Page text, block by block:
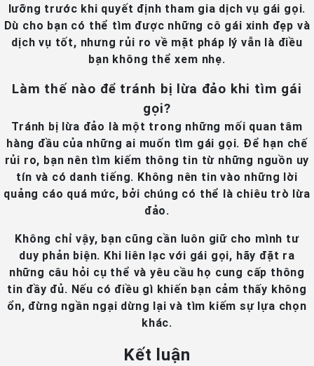
lưỡng trước khi quyết định tham gia dịch vụ gái gọi.
Dù cho bạn có thể tìm được những cô gái xinh đẹp và
dịch vụ tốt, nhưng rủi ro về mặt pháp lý vẫn là điều
bạn không thể xem nhẹ.
Làm thế nào để tránh bị lừa đảo khi tìm gái
gọi?
Tránh bị lừa đảo là một trong những mối quan tâm
hàng đầu của những ai muốn tìm gái gọi. Để hạn chế
rủi ro, bạn nên tìm kiếm thông tin từ những nguồn uy
tín và có danh tiếng. Không nên tin vào những lời
quảng cáo quá mức, bởi chúng có thể là chiêu trò lừa
đảo.
Không chỉ vậy, bạn cũng cần luôn giữ cho mình tư
duy phản biện. Khi liên lạc với gái gọi, hãy đặt ra
những câu hỏi cụ thể và yêu cầu họ cung cấp thông
tin đầy đủ. Nếu có điều gì khiến bạn cảm thấy không
ổn, đừng ngần ngại dừng lại và tìm kiếm sự lựa chọn
khác.
Kết luận